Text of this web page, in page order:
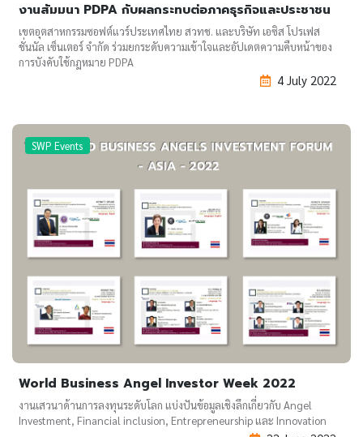
งานสัมมนา PDPA กับผลกระทบต่อภาคธุรกิจและประชาชน
เขตอุตสาหกรรมซอฟต์แวร์ประเทศไทย สวทช. และบริษัท เอซิส โปรเฟส
ชั่นนัล เซ็นเตอร์ จำกัด ร่วมยกระดับความเข้าใจและอัปเดตความคืบหน้าของ
การบังคับใช้กฎหมาย PDPA
4 July 2022
SWP Events
World Business Angel Investor Week 2022
งานเสวนาด้านการลงทุนระดับโลก แบ่งปันข้อมูลเชิงลึกเกี่ยวกับ Angel
Investment, Financial inclusion, Entrepreneurship และ Innovation